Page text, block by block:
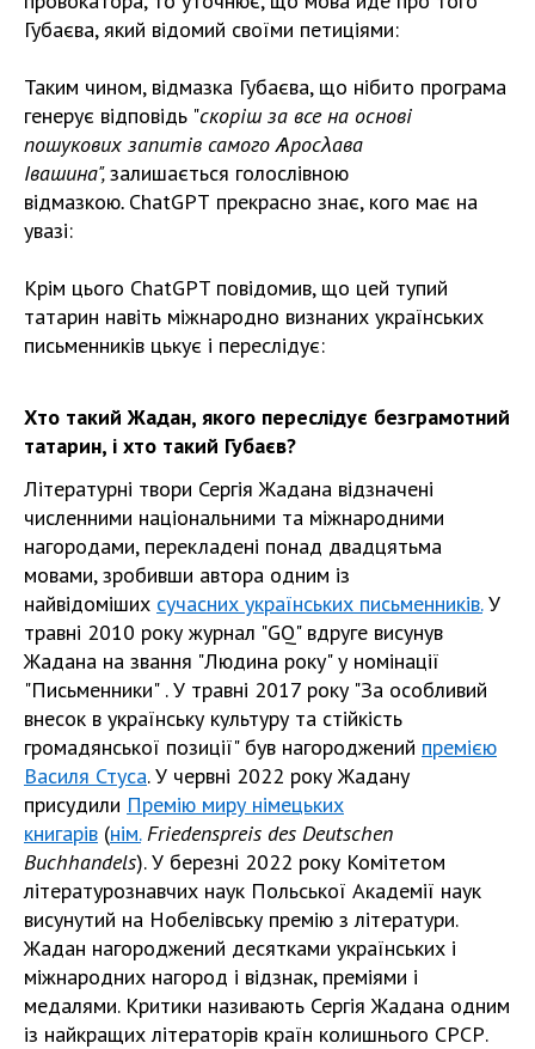
Губаєва, який відомий своїми петиціями:
Таким чином, відмазка Губаєва, що нібито програма
генерує відповідь "скоріш за все на основі
пошукових запитів самого Ѧросλава
Івашина",залишається голослівною
відмазкою. ChatGPT прекрасно знає, кого має на
увазі:
Крім цього ChatGPT повідомив, що цей тупий
татарин навіть міжнародно визнаних українських
письменників цькує і переслідує:
Хто такий Жадан, якого переслідує безграмотний
татарин, і хто такий Губаєв?
Літературні твори Сергія Жадана відзначені
численними національними та міжнародними
нагородами, перекладені понад двадцятьма
мовами, зробивши автора одним із
найвідоміших сучасних українських письменників.У
травні 2010 року журнал "GQ" вдруге висунув
Жадана на звання "Людина року" у номінації
"Письменники" . У травні 2017 року "За особливий
внесок в українську культуру та стійкість
громадянської позиції" був нагороджений премією
Василя Стуса. У червні 2022 року Жадану
присудили Премію миру німецьких
книгарів (нім. Friedenspreis des Deutschen
Buchhandels). У березні 2022 року Комітетом
літературознавчих наук Польської Академії наук
висунутий на Нобелівську премію з літератури.
Жадан нагороджений десятками українських і
міжнародних нагород і відзнак, преміями і
медалями. Критики називають Сергія Жадана одним
із найкращих літераторів країн колишнього СРСР.